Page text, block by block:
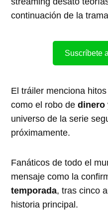
continuación de la
Suscríbete
El tráiler menciona
como el robo dedinero
universo de la serie
próximamente.
Fanáticos de todo el
mensaje como la
temporada, tras cinco
historia principal.